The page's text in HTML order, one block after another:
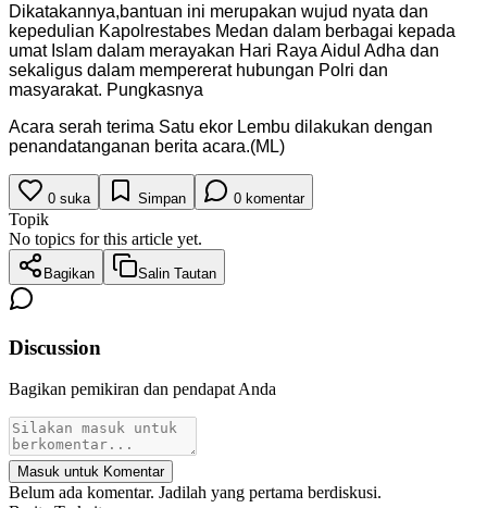
Dikatakannya,bantuan ini merupakan wujud nyata dan
kepedulian Kapolrestabes Medan dalam berbagai kepada
umat Islam dalam merayakan Hari Raya Aidul Adha dan
sekaligus dalam mempererat hubungan Polri dan
masyarakat. Pungkasnya
Acara serah terima Satu ekor Lembu dilakukan dengan
penandatanganan berita acara.(ML)
0 suka Simpan 0 komentar
Topik
No topics for this article yet.
Bagikan Salin Tautan
Discussion
Bagikan pemikiran dan pendapat Anda
Masuk untuk Komentar
Belum ada komentar. Jadilah yang pertama berdiskusi.